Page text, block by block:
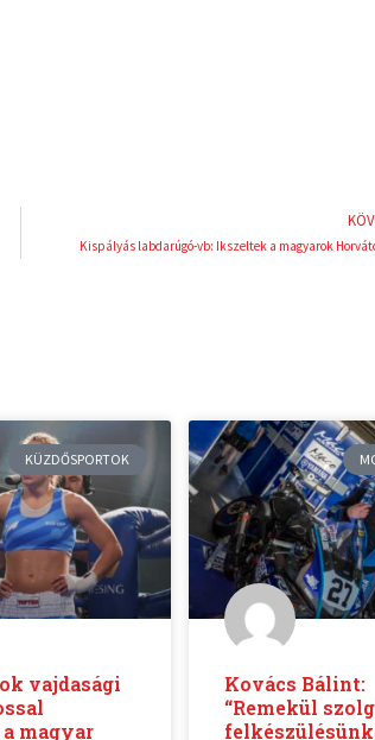
Kispályás labdarúgó-vb: Ikszeltek a magyarok
KÜZDŐSPORTOK
vajdasági
magyar
Kovács Bálint:
“Remekül